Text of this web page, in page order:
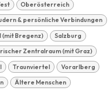
Oberösterreich
& persönliche Verbindungen
(mit Bregenz) Salzburg
Zentralraum (mit Graz)
Traunviertel Vorarlberg
Ältere Menschen